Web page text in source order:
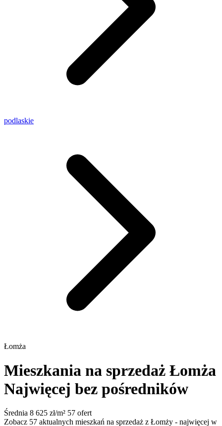
podlaskie
Łomża
Mieszkania na sprzedaż Łomża
Najwięcej bez pośredników
Średnia 8 625 zł/m² 57 ofert
Zobacz 57 aktualnych mieszkań na sprzedaż z Łomży - najwięcej w